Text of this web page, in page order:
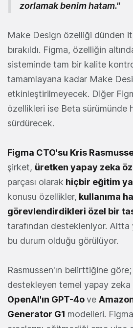
zorlamak benim hatam."
Make Design özelliği dünden
bırakıldı. Figma, özelliğin
sisteminde tam bir kalite
tamamlayana kadar Make
etkinleştirilmeyecek. Diğer
özellikleri ise Beta sürümünde
sürdürecek.
Figma CTO'su Kris
şirket, üretken yapay zeka
parçası olarak hiçbir eğitim
konusu özellikler, kullanıma
görevlendirdikleri özel bir
tarafından destekleniyor. Altta
bu durum olduğu görülüyor.
Rasmussen'ın belirttiğine
destekleyen temel yapay zeka
OpenAI'ın GPT-4ove
Generator G1 modelleri.